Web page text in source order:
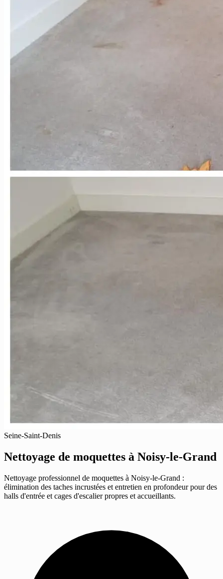
Seine-Saint-Denis
Nettoyage de moquettes à Noisy-le-Grand
Nettoyage professionnel de moquettes à Noisy-le-Grand :
élimination des taches incrustées et entretien en profondeur pour des
halls d'entrée et cages d'escalier propres et accueillants.